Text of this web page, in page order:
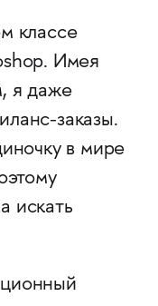
классе
Имея
я даже
заказы.
в мире
искать